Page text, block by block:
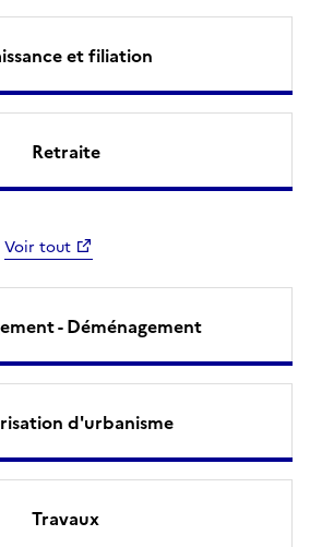
et filiation
Retraite
Voir tout
- Déménagement
d'urbanisme
Travaux